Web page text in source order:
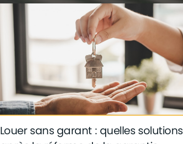
déco
métier
Louer sans garant : quelles solutions